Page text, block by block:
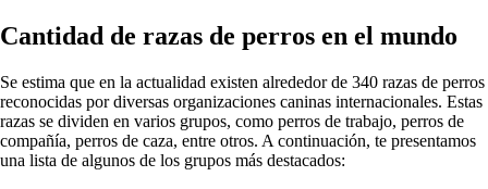
Cantidad de razas de perros en el mundo
Se estima que en la actualidad existen alrededor de 340 razas de perros
reconocidas por diversas organizaciones caninas internacionales. Estas
razas se dividen en varios grupos, como perros de trabajo, perros de
compañía, perros de caza, entre otros. A continuación, te presentamos
una lista de algunos de los grupos más destacados: